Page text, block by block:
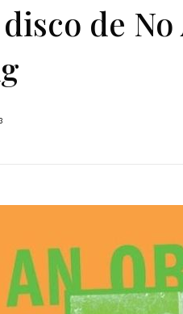
de No